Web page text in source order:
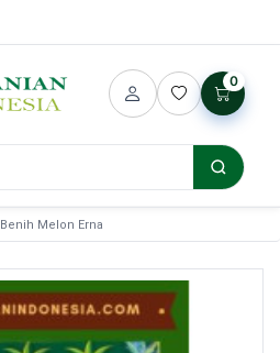
0
Benih Melon Erna